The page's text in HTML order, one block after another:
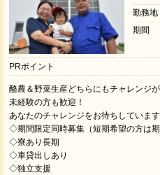
勤務地
期間
PRポイント
酪農＆野菜生産どちらにもチャレンジが
未経験の方も歓迎！
あなたのチャレンジをお待ちしています
◇期間限定同時募集（短期希望の方は期
◇寮あり長期
◇車貸出しあり
◇独立支援